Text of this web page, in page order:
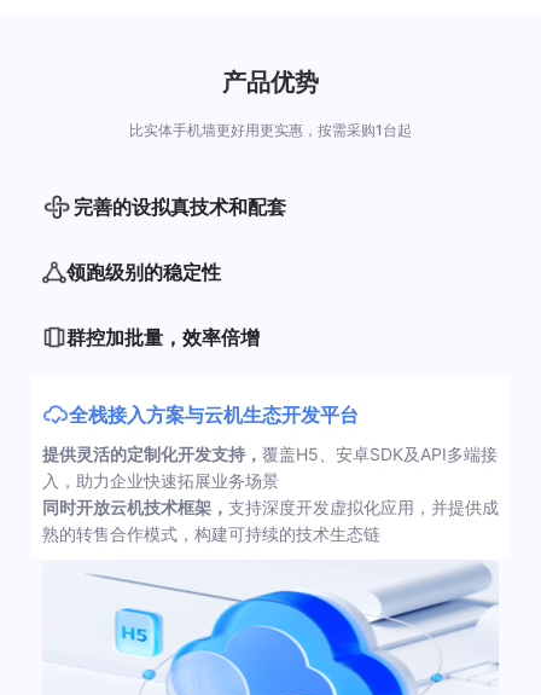
产品优势
比实体手机墙更好用更实惠，按需采购1台起
完善的设拟真技术和配套
领跑级别的稳定性
群控加批量，效率倍增
全栈接入方案与云机生态开发平台
提供灵活的定制化开发支持， 覆盖H5、安卓SDK及API多端接
入，助力企业快速拓展业务场景
同时开放云机技术框架， 支持深度开发虚拟化应用，并提供成
熟的转售合作模式，构建可持续的技术生态链